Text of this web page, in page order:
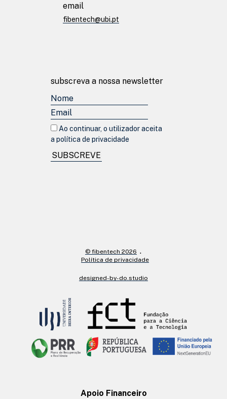
© fibentech 2026 Política de privacidade
email
fibentech@ubi.pt
subscreva a nossa newsletter
Ao continuar, o utilizador aceita
a política de privacidade
SUBSCREVE
designed-by-do.studio
© fibentech 2026
Política de privacidade
Apoio Financeiro